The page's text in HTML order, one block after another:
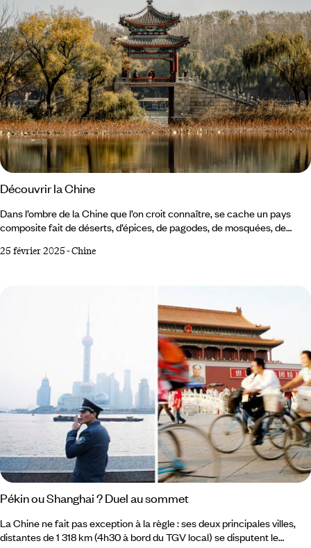
Découvrir la Chine
Dans l’ombre de la Chine que l’on croit connaître, se cache un pays
composite fait de déserts, d’épices, de pagodes, de mosquées, de
contestataire. Une Chine de rizières où l’on gagne petit, une Chine de
25 février 2025-Chine
Pékin ou Shanghai ? Duel au sommet
La Chine ne fait pas exception à la règle : ses deux principales villes,
distantes de 1 318 km (4h30 à bord du TGV local) se disputent le